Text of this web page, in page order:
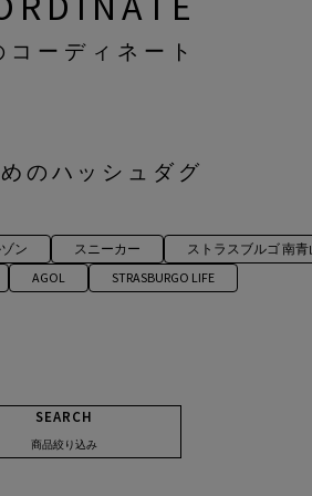
コーディネート
のハッシュダグ
ン スニーカー ストラスブルゴ 南青
AGOL STRASBURGO LIFE
SEARCH
商品絞り込み